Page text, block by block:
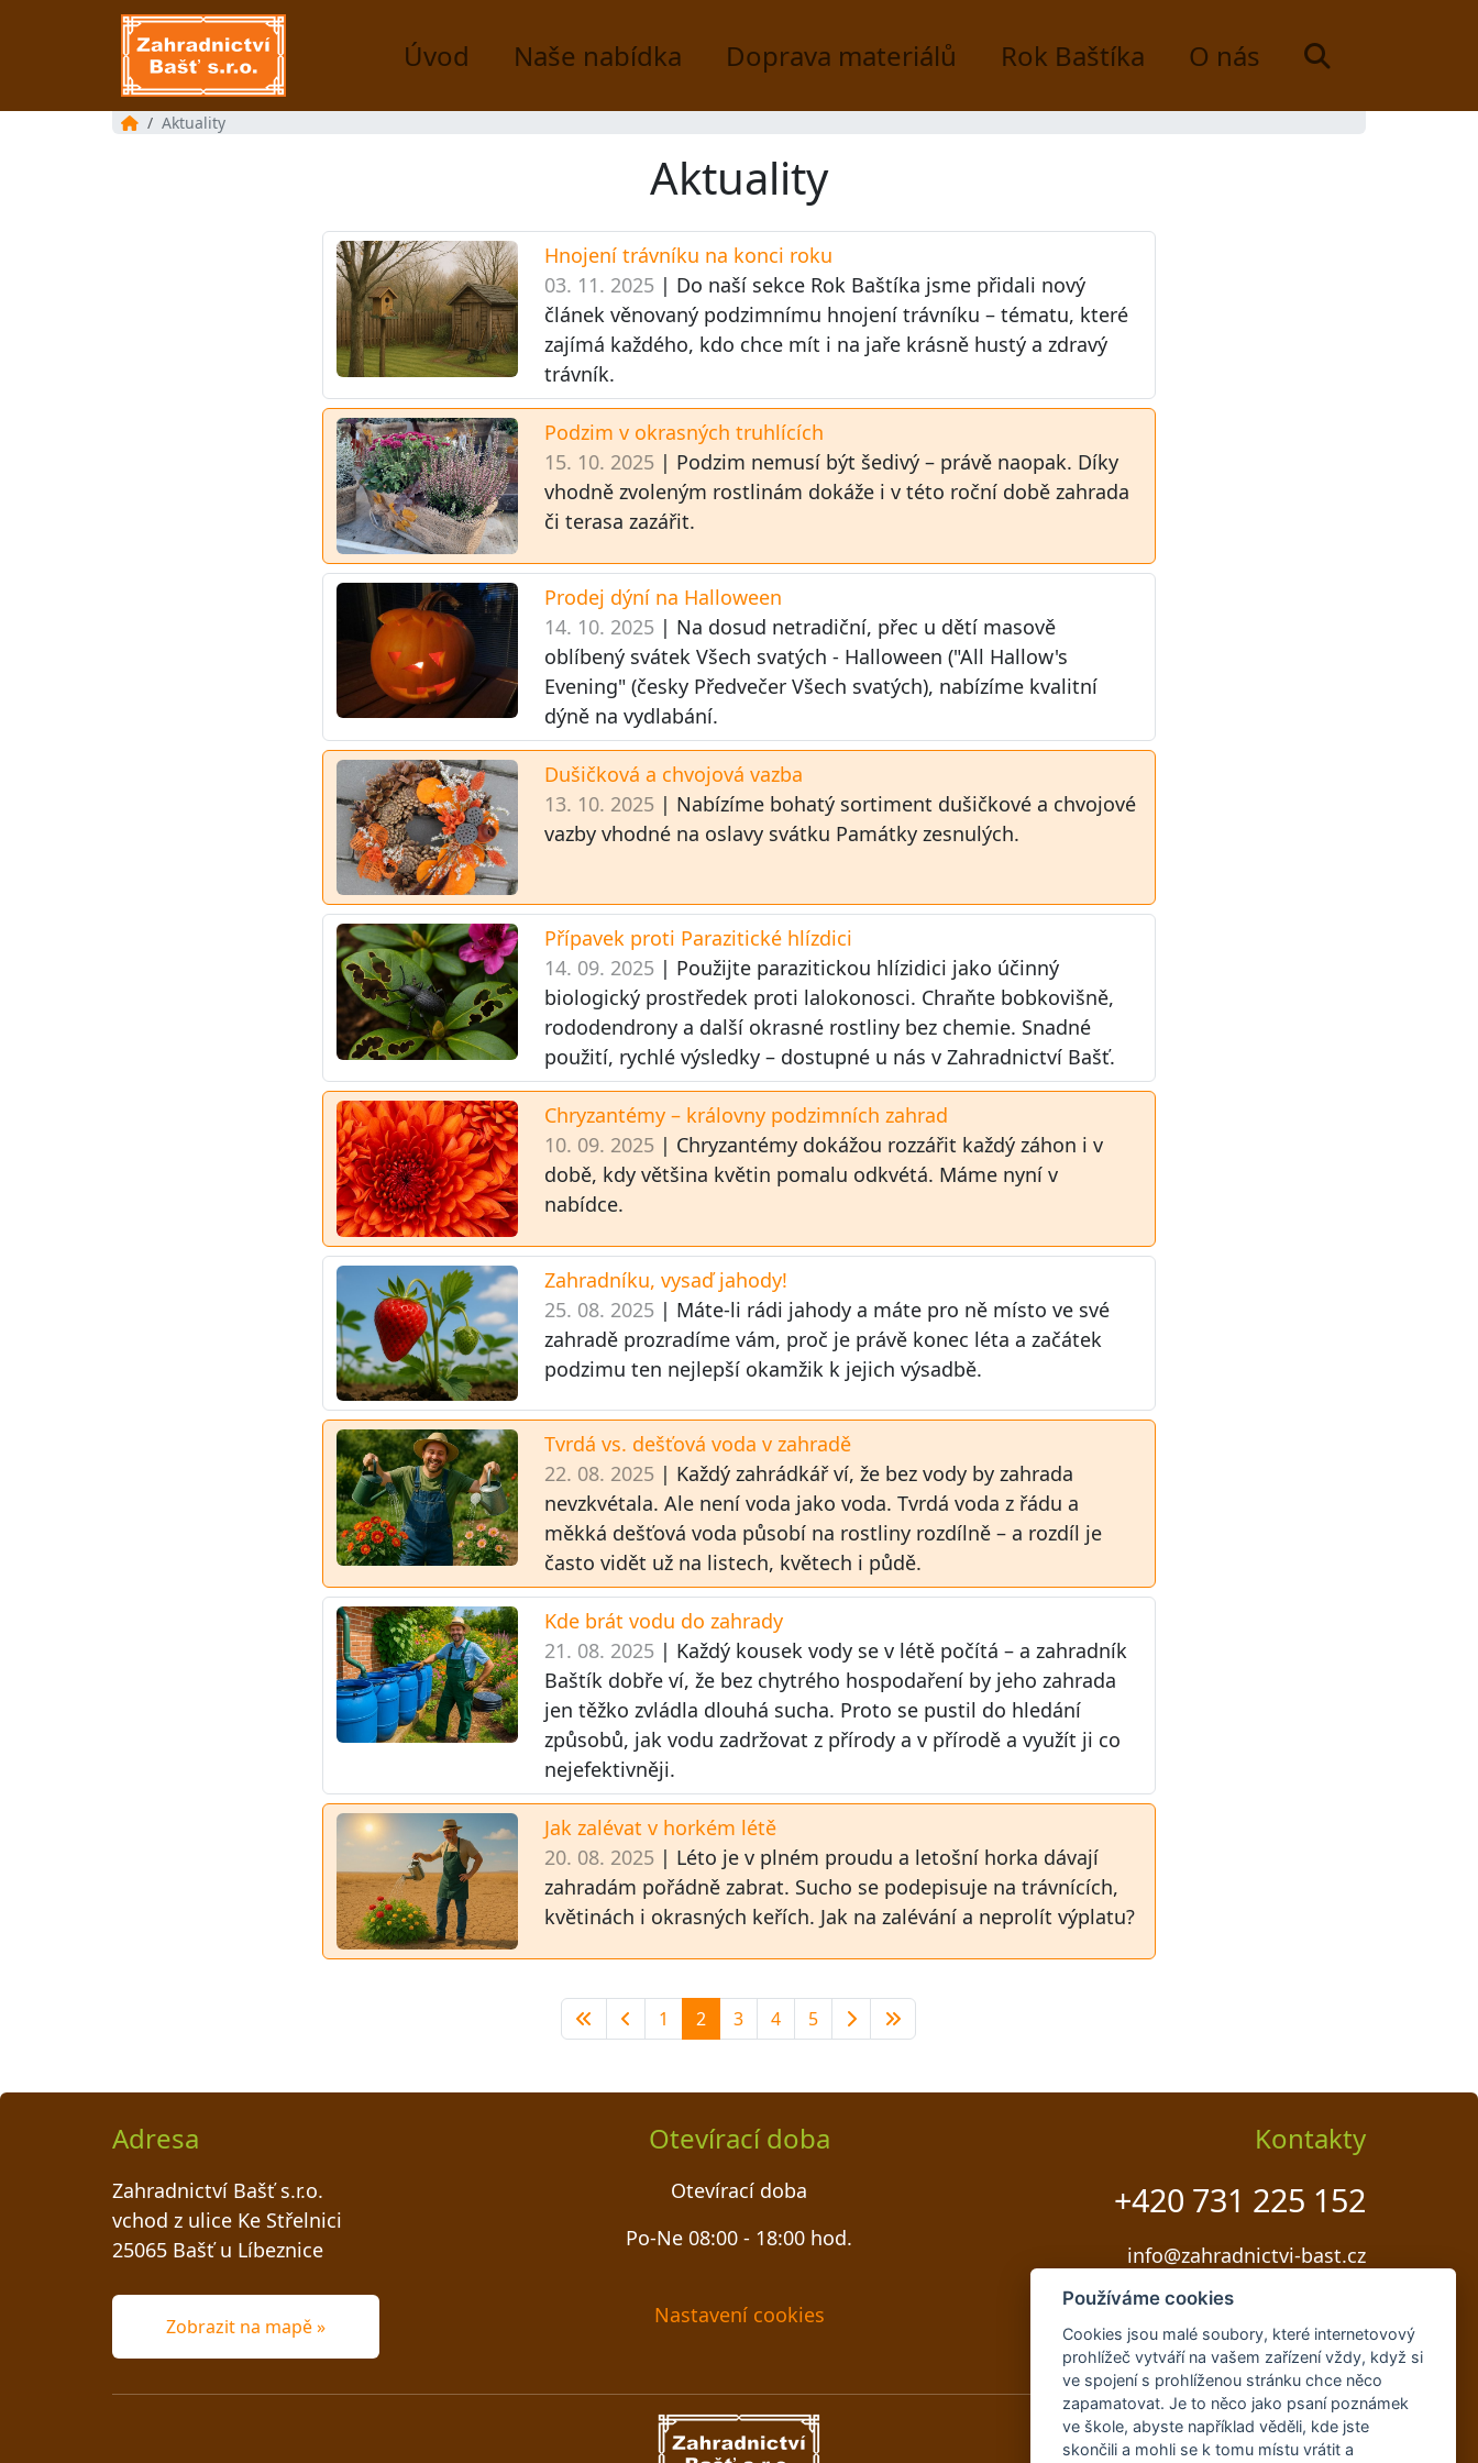
Úvod Naše nabídka Doprava materiálů Rok Baštíka O nás
Aktuality
Aktuality
Hnojení trávníku na konci roku
03. 11. 2025 | Do naší sekce Rok Baštíka jsme přidali nový
článek věnovaný podzimnímu hnojení trávníku – tématu, které
zajímá každého, kdo chce mít i na jaře krásně hustý a zdravý
trávník.
Podzim v okrasných truhlících
15. 10. 2025 | Podzim nemusí být šedivý – právě naopak. Díky
vhodně zvoleným rostlinám dokáže i v této roční době zahrada
či terasa zazářit.
Prodej dýní na Halloween
14. 10. 2025 | Na dosud netradiční, přec u dětí masově
oblíbený svátek Všech svatých - Halloween ("All Hallow's
Evening" (česky Předvečer Všech svatých), nabízíme kvalitní
dýně na vydlabání.
Dušičková a chvojová vazba
13. 10. 2025 | Nabízíme bohatý sortiment dušičkové a chvojové
vazby vhodné na oslavy svátku Památky zesnulých.
Přípavek proti Parazitické hlízdici
14. 09. 2025 | Použijte parazitickou hlízidici jako účinný
biologický prostředek proti lalokonosci. Chraňte bobkovišně,
rododendrony a další okrasné rostliny bez chemie. Snadné
použití, rychlé výsledky – dostupné u nás v Zahradnictví Bašť.
Chryzantémy – královny podzimních zahrad
10. 09. 2025 | Chryzantémy dokážou rozzářit každý záhon i v
době, kdy většina květin pomalu odkvétá. Máme nyní v
nabídce.
Zahradníku, vysaď jahody!
25. 08. 2025 | Máte-li rádi jahody a máte pro ně místo ve své
zahradě prozradíme vám, proč je právě konec léta a začátek
podzimu ten nejlepší okamžik k jejich výsadbě.
Tvrdá vs. dešťová voda v zahradě
22. 08. 2025 | Každý zahrádkář ví, že bez vody by zahrada
nevzkvétala. Ale není voda jako voda. Tvrdá voda z řádu a
měkká dešťová voda působí na rostliny rozdílně – a rozdíl je
často vidět už na listech, květech i půdě.
Kde brát vodu do zahrady
21. 08. 2025 | Každý kousek vody se v létě počítá – a zahradník
Baštík dobře ví, že bez chytrého hospodaření by jeho zahrada
jen těžko zvládla dlouhá sucha. Proto se pustil do hledání
způsobů, jak vodu zadržovat z přírody a v přírodě a využít ji co
nejefektivněji.
Jak zalévat v horkém létě
20. 08. 2025 | Léto je v plném proudu a letošní horka dávají
zahradám pořádně zabrat. Sucho se podepisuje na trávnících,
květinách i okrasných keřích. Jak na zalévání a neprolít výplatu?
1 2 3 4 5
Adresa
Zahradnictví Bašť s.r.o.
vchod z ulice Ke Střelnici
25065 Bašť u Líbeznice
Zobrazit na mapě »
Otevírací doba
Otevírací doba
Po-Ne 08:00 - 18:00 hod.
Nastavení cookies
Kontakty
+420 731 225 152
info@zahradnictvi-bast.cz
Používáme cookies
Cookies jsou malé soubory, které internetovový
prohlížeč vytváří na vašem zařízení vždy, když si
ve spojení s prohlíženou stránku chce něco
zapamatovat. Je to něco jako psaní poznámek
ve škole, abyste například věděli, kde jste
skončili a mohli se k tomu místu vrátit a